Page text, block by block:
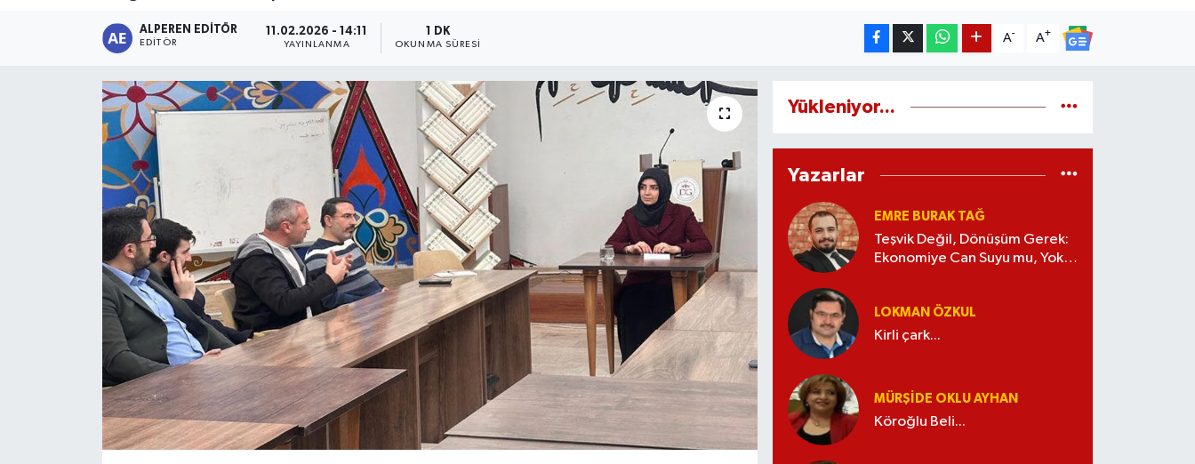
ALPEREN EDITÖR
EDITÖR
11.02.2026 - 14:11
YAYINLANMA
1 DK
OKUNMA SÜRESI
A- A+
Yükleniyor...
Yazarlar
EMRE BURAK TAĞ
Teşvik Değil, Dönüşüm Gerek:
Ekonomiye Can Suyu mu, Yoksa
LOKMAN ÖZKUL
Kirli çark...
MÜRŞIDE OKLU AYHAN
Köroğlu Beli...
Magazin